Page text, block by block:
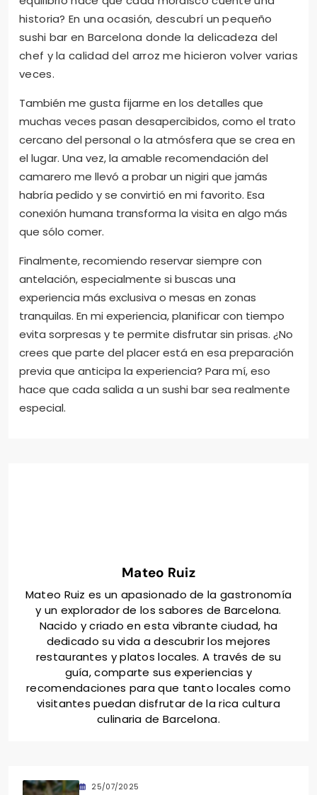
historia? En una ocasión, descubrí un pequeño
sushi bar en Barcelona donde la delicadeza del
chef y la calidad del arroz me hicieron volver varias
veces.
También me gusta fijarme en los detalles que
muchas veces pasan desapercibidos, como el trato
cercano del personal o la atmósfera que se crea en
el lugar. Una vez, la amable recomendación del
camarero me llevó a probar un nigiri que jamás
habría pedido y se convirtió en mi favorito. Esa
conexión humana transforma la visita en algo más
que sólo comer.
Finalmente, recomiendo reservar siempre con
antelación, especialmente si buscas una
experiencia más exclusiva o mesas en zonas
tranquilas. En mi experiencia, planificar con tiempo
evita sorpresas y te permite disfrutar sin prisas. ¿No
crees que parte del placer está en esa preparación
previa que anticipa la experiencia? Para mí, eso
hace que cada salida a un sushi bar sea realmente
especial.
Mateo Ruiz
Mateo Ruiz es un apasionado de la gastronomía
y un explorador de los sabores de Barcelona.
Nacido y criado en esta vibrante ciudad, ha
dedicado su vida a descubrir los mejores
restaurantes y platos locales. A través de su
guía, comparte sus experiencias y
recomendaciones para que tanto locales como
visitantes puedan disfrutar de la rica cultura
culinaria de Barcelona.
25/07/2025